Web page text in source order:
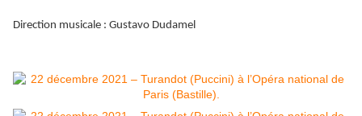
Direction musicale : Gustavo Dudamel